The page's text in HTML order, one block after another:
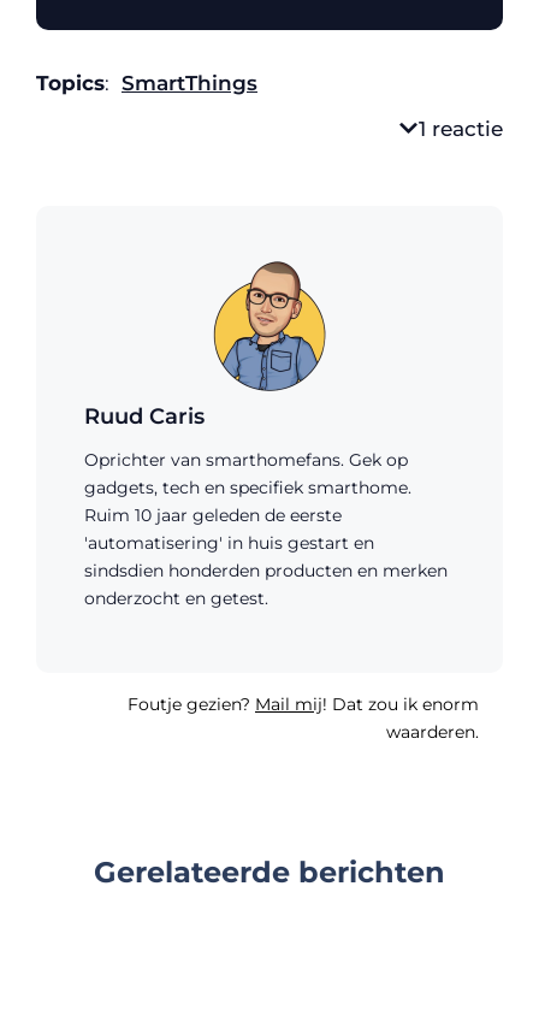
Topics: SmartThings
1 reactie
Ruud Caris
Oprichter van smarthomefans. Gek op
gadgets, tech en specifiek smarthome.
Ruim 10 jaar geleden de eerste
'automatisering' in huis gestart en
sindsdien honderden producten en merken
onderzocht en getest.
Foutje gezien? Mail mij! Dat zou ik enorm
waarderen.
Gerelateerde berichten